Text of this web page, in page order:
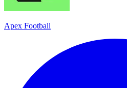
Apex Football